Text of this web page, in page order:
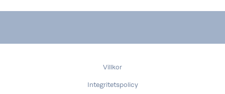
Villkor
Integritetspolicy